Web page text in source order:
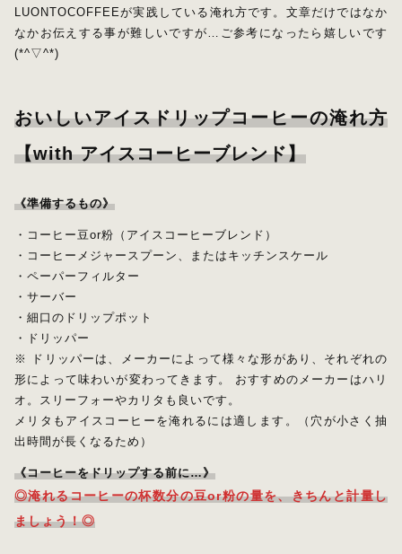
LUONTOCOFFEEが実践している淹れ方です。文章だけではなか
なかお伝えする事が難しいですが…ご参考になったら嬉しいです
(*^▽^*)
おいしいアイスドリップコーヒーの淹れ方
【with アイスコーヒーブレンド】
《準備するもの》
・コーヒー豆or粉（アイスコーヒーブレンド）
・コーヒーメジャースプーン、またはキッチンスケール
・ペーパーフィルター
・サーバー
・細口のドリップポット
・ドリッパー
※ ドリッパーは、メーカーによって様々な形があり、それぞれの
形によって味わいが変わってきます。 おすすめのメーカーはハリ
オ。スリーフォーやカリタも良いです。
メリタもアイスコーヒーを淹れるには適します。（穴が小さく抽
出時間が長くなるため）
《コーヒーをドリップする前に…》
◎淹れるコーヒーの杯数分の豆or粉の量を、きちんと計量し
ましょう！◎
KUTEのおやつ箱